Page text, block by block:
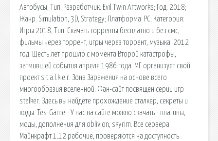
Автобусы; Тип. Разработчик: Evil Twin Artworks; Год: 2018;
Жанр: Simulation, 3D, Strategy; Платформа: PC; Категория:
Игры 2018; Тип. Скачать торренты бесплатно и без смс,
фильмы через торрент, игры через торрент, музыка. 2012
год. Шесть лет прошло с момента Второй катастрофы,
затмившей события апреля 1986 года. МГ организует свой
проект s.t.a.l.k.e.r. Зона Заражения на основе всего
многообразия вселенной. Фан-сайт посвящен серии игр
stalker. Здесь вы найдете прохождение сталкер, секреты и
коды. Tes-Game - У нас на сайте можно скачать - плагины,
моды, дополнения для oblivion, skyrim. Все сервера
Майнкрафт 1.12 рабочие, проверяются на доступность